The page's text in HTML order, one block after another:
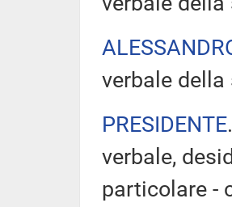
verbale
PRESIDENTE
verbale,
particolare -